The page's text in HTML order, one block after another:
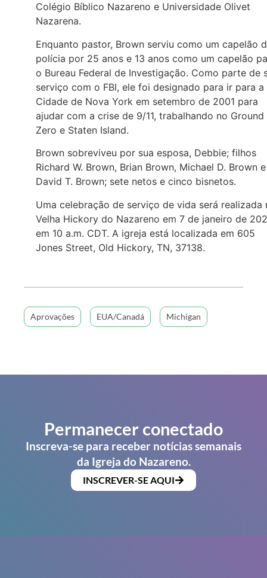
Colégio Bíblico Nazareno e Universidade Olivet
Nazarena.
Enquanto pastor, Brown serviu como um capelão
polícia por 25 anos e 13 anos como um capelão
o Bureau Federal de Investigação. Como parte de
serviço com o FBI, ele foi designado para ir para a
Cidade de Nova York em setembro de 2001 para
ajudar com a crise de 9/11, trabalhando no Ground
Zero e Staten Island.
Brown sobreviveu por sua esposa, Debbie; filhos
Richard W. Brown, Brian Brown, Michael D. Brown e
David T. Brown; sete netos e cinco bisnetos.
Uma celebração de serviço de vida será realizada
Velha Hickory do Nazareno em 7 de janeiro de
em 10 a.m. CDT. A igreja está localizada em 605
Jones Street, Old Hickory, TN, 37138.
Aprovações EUA/Canadá Michigan
Permanecer conectado
Inscreva-se para receber notícias semanais
da Igreja do Nazareno.
INSCREVER-SE AQUI